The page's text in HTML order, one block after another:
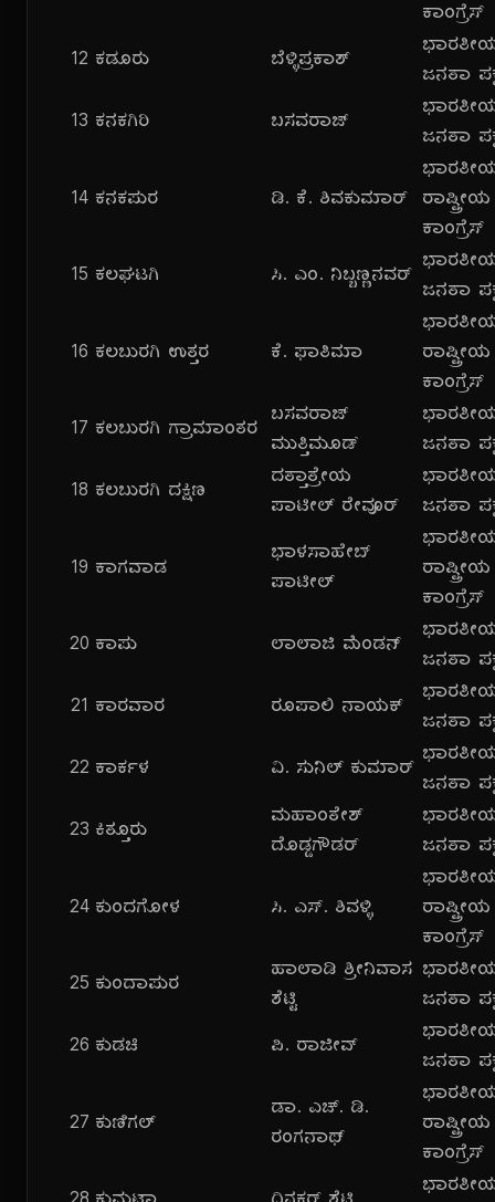
ಕಾಂಗ್ರೆಸ್
12 ಕಡೂರು ಬೆಳ್ಳಿಪ್ರಕಾಶ್
ಜನತಾ
13 ಕನಕಗಿರಿ ಬಸವರಾಜ್
ಜನತಾ
14 ಕನಕಪುರ ಡಿ. ಕೆ. ಶಿವಕುಮಾರ್
ರಾಷ್ಟ್ರೀಯ
ಕಾಂಗ್ರೆಸ್
15 ಕಲಘಟಗಿ ಸಿ. ಎಂ. ನಿಬ್ಬಣ್ಣನವರ್
ಜನತಾ
16 ಕಲಬುರಗಿ ಉತ್ತರ ಕೆ. ಫಾತಿಮಾ
ರಾಷ್ಟ್ರೀಯ
ಕಾಂಗ್ರೆಸ್
17 ಕಲಬುರಗಿ ಗ್ರಾಮಾಂತರ
ಬಸವರಾಜ್
ಮುತ್ತಿಮೂಡ್
ಜನತಾ
18 ಕಲಬುರಗಿ ದಕ್ಷಿಣ
ದತ್ತಾತ್ರೇಯ
ಪಾಟೀಲ್ ರೇವೂರ್
ಜನತಾ
19 ಕಾಗವಾಡ
ಭಾಳಸಾಹೇಬ್
ಪಾಟೀಲ್
ರಾಷ್ಟ್ರೀಯ
ಕಾಂಗ್ರೆಸ್
20 ಕಾಪು ಲಾಲಾಜಿ ಮೆಂಡನ್
ಜನತಾ
21 ಕಾರವಾರ ರೂಪಾಲಿ ನಾಯಕ್
ಜನತಾ
22 ಕಾರ್ಕಳ ವಿ. ಸುನಿಲ್ ಕುಮಾರ್
ಜನತಾ
23 ಕಿತ್ತೂರು
ಮಹಾಂತೇಶ್
ದೊಡ್ಡಗೌಡರ್
ಜನತಾ
24 ಕುಂದಗೋಳ ಸಿ. ಎಸ್. ಶಿವಳ್ಳಿ
ರಾಷ್ಟ್ರೀಯ
ಕಾಂಗ್ರೆಸ್
25 ಕುಂದಾಪುರ
ಹಾಲಾಡಿ ಶ್ರೀನಿವಾಸ
ಶೆಟ್ಟಿ
ಜನತಾ
26 ಕುಡಚಿ ಪಿ. ರಾಜೀವ್
ಜನತಾ
27 ಕುಣಿಗಲ್
ಡಾ. ಎಚ್. ಡಿ.
ರಂಗನಾಥ್
ರಾಷ್ಟ್ರೀಯ
ಕಾಂಗ್ರೆಸ್